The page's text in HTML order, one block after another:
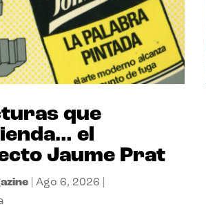
que
el
Jaume Prat
|Ago 6, 2026